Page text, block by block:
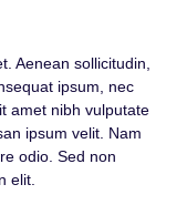
Aenean sollicitudin,
ipsum, nec
amet nibh vulputate
ipsum velit. Nam
odio. Sed non
elit.